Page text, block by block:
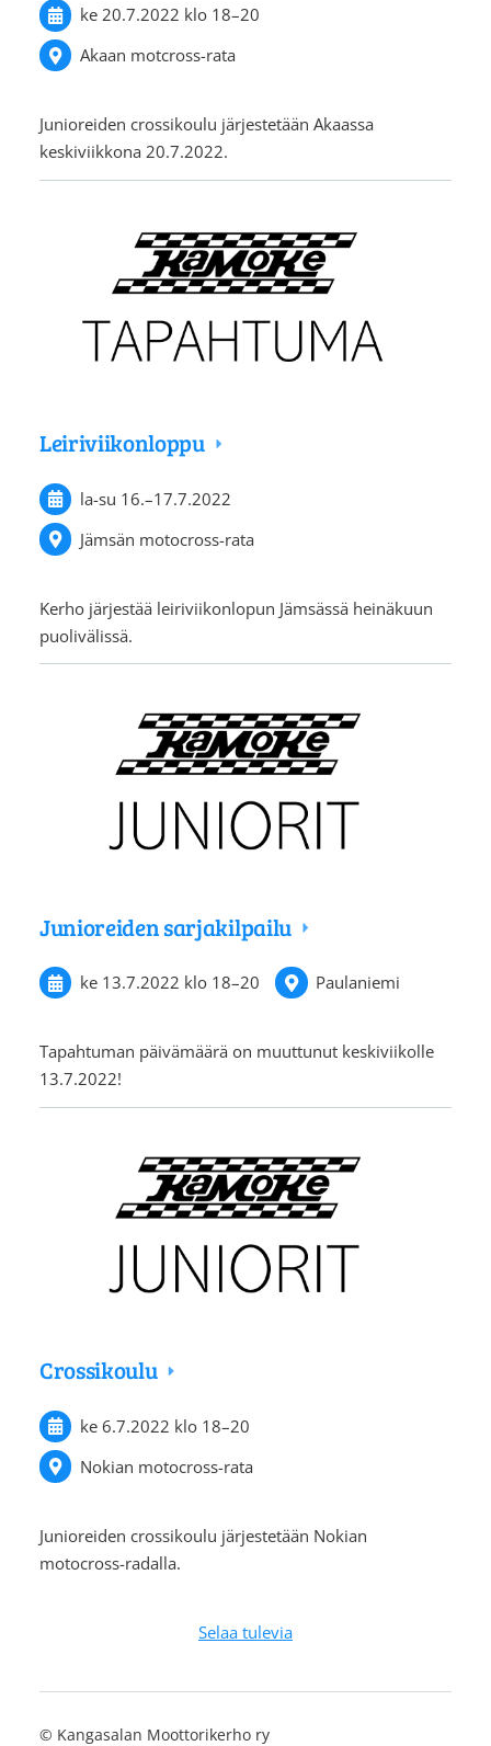
ke 20.7.2022 klo 18–20
Akaan motcross-rata
Junioreiden crossikoulu järjestetään Akaassa
keskiviikkona 20.7.2022.
Leiriviikonloppu
la-su 16.–17.7.2022
Jämsän motocross-rata
Kerho järjestää leiriviikonlopun Jämsässä heinäkuun
puolivälissä.
Junioreiden sarjakilpailu
ke 13.7.2022 klo 18–20 Paulaniemi
Tapahtuman päivämäärä on muuttunut keskiviikolle
13.7.2022!
Crossikoulu
ke 6.7.2022 klo 18–20
Nokian motocross-rata
Junioreiden crossikoulu järjestetään Nokian
motocross-radalla.
Selaa tulevia
© Kangasalan Moottorikerho ry